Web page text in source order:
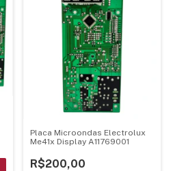
Placa Microondas Electrolux
Me41x Display A11769001
R$200,00